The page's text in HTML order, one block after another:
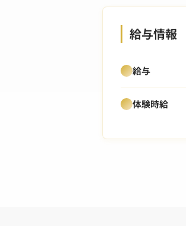
給与情報
給与
体験時給